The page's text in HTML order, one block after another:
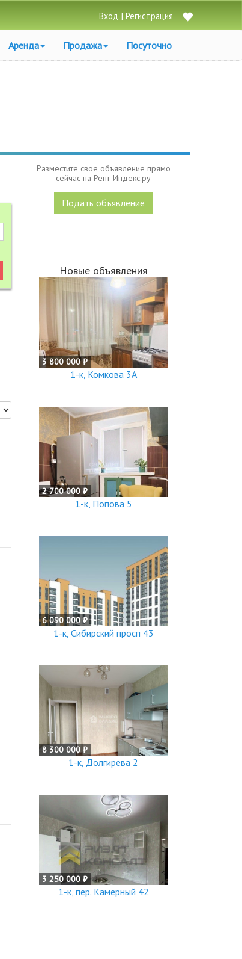
Вход | Регистрация
Аренда Продажа Посуточно
Разместите свое объявление прямо
сейчас на Рент-Индекс.ру
Подать объявление
Новые объявления
3 800 000 ₽
1-к, Комкова 3А
2 700 000 ₽
1-к, Попова 5
6 090 000 ₽
1-к, Сибирский просп 43
8 300 000 ₽
1-к, Долгирева 2
3 250 000 ₽
1-к, пер. Камерный 42